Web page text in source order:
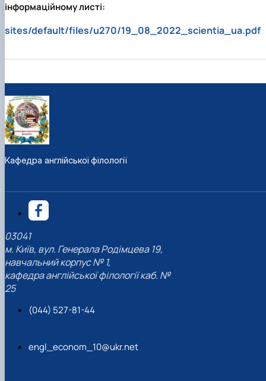
інформаційному листі:
sites/default/files/u270/19_08_2022_scientia_ua.pdf
Кафедра англійської філології
03041
м. Київ, вул. Генерала Родімцева 19,
навчальний корпус № 1,
кафедра англійської філології каб. №
25
(044) 527-81-44
engl_econom_10@ukr.net